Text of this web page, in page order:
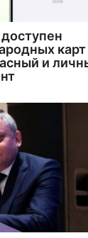
карт
и